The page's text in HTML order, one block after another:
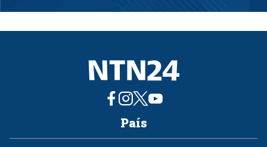
8
País